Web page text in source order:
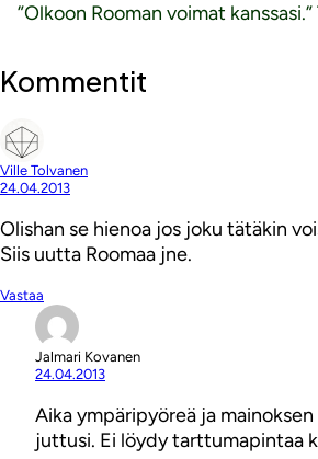
”Olkoon Rooman voimat
Kommentit
Ville Tolvanen
24.04.2013
Olishan se hienoa jos joku tätäkin
Siis uutta Roomaa jne.
Vastaa
Jalmari Kovanen
24.04.2013
Aika ympäripyöreä ja
juttusi. Ei löydy tarttumapintaa